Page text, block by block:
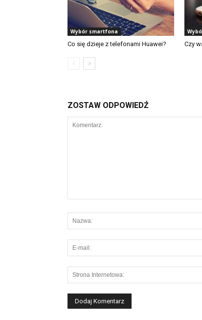
Wybór smartfona
Co się dzieje z telefonami Huawei? Czy
ZOSTAW ODPOWIEDŹ